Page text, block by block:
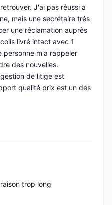
J'ai pas réussi a
mais une secrétaire trés
une réclamation auprès
livré intact avec 1
personne m'a rappeler
des nouvelles.
de litige est
qualité prix est un des
trop long